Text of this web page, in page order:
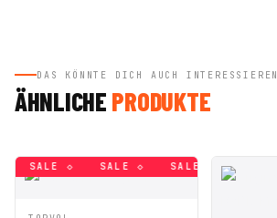
DAS KÖNNTE DICH AUCH INTERESSIEREN
ÄHNLICHE PRODUKTE
SALE ◇ SALE ◇ SALE ◇ SALE ◇